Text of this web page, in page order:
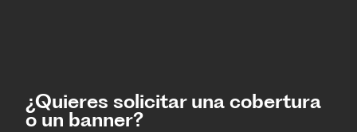
¿Quieres solicitar una cobertura
o un banner?